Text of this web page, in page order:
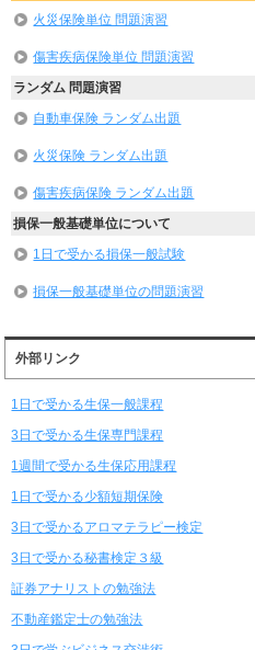
火災保険単位 問題演習
傷害疾病保険単位 問題演習
ランダム 問題演習
自動車保険 ランダム出題
火災保険 ランダム出題
傷害疾病保険 ランダム出題
損保一般基礎単位について
1日で受かる損保一般試験
損保一般基礎単位の問題演習
外部リンク
1日で受かる生保一般課程
3日で受かる生保専門課程
1週間で受かる生保応用課程
1日で受かる少額短期保険
3日で受かるアロマテラピー検定
3日で受かる秘書検定３級
証券アナリストの勉強法
不動産鑑定士の勉強法